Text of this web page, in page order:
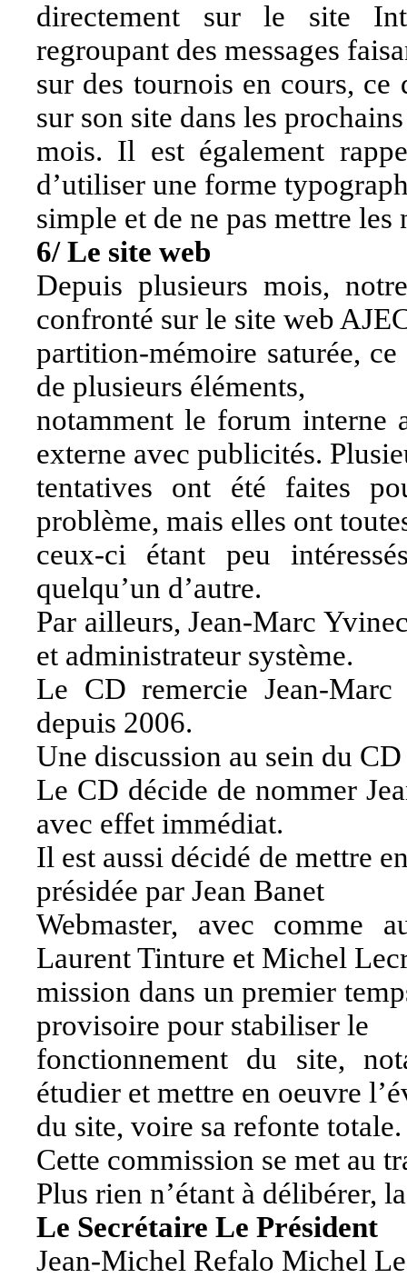
directement sur le site
regroupant des messages
sur des tournois en cours, ce
sur son site dans les prochains
mois. Il est également
d’utiliser une forme
simple et de ne pas mettre
6/ Le site web
Depuis plusieurs mois,
confronté sur le site web
partition-mémoire saturée,
de plusieurs éléments,
notamment le forum
externe avec publicités.
tentatives ont été faites
problème, mais elles ont
ceux-ci étant peu
quelqu’un d’autre.
Par ailleurs, Jean-Marc
et administrateur système.
Le CD remercie Jean-
depuis 2006.
Une discussion au sein du
Le CD décide de nommer
avec effet immédiat.
Il est aussi décidé de mettre
présidée par Jean Banet
Webmaster, avec comme
Laurent Tinture et Michel
mission dans un premier
provisoire pour stabiliser le
fonctionnement du site,
étudier et mettre en oeuvre
du site, voire sa refonte totale.
Cette commission se met au
Plus rien n’étant à délibérer,
Le Secrétaire Le Président
Jean-Michel Refalo Michel